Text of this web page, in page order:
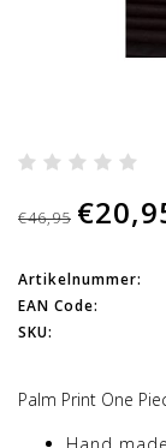
€46,95
Artikelnummer:
EAN Code:
SKU:
Palm Print One